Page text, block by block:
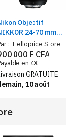
Objectif
24-70 mm
ED VR
: Helloprice Store
000 F CFA
en 4X
GRATUITE
10 août